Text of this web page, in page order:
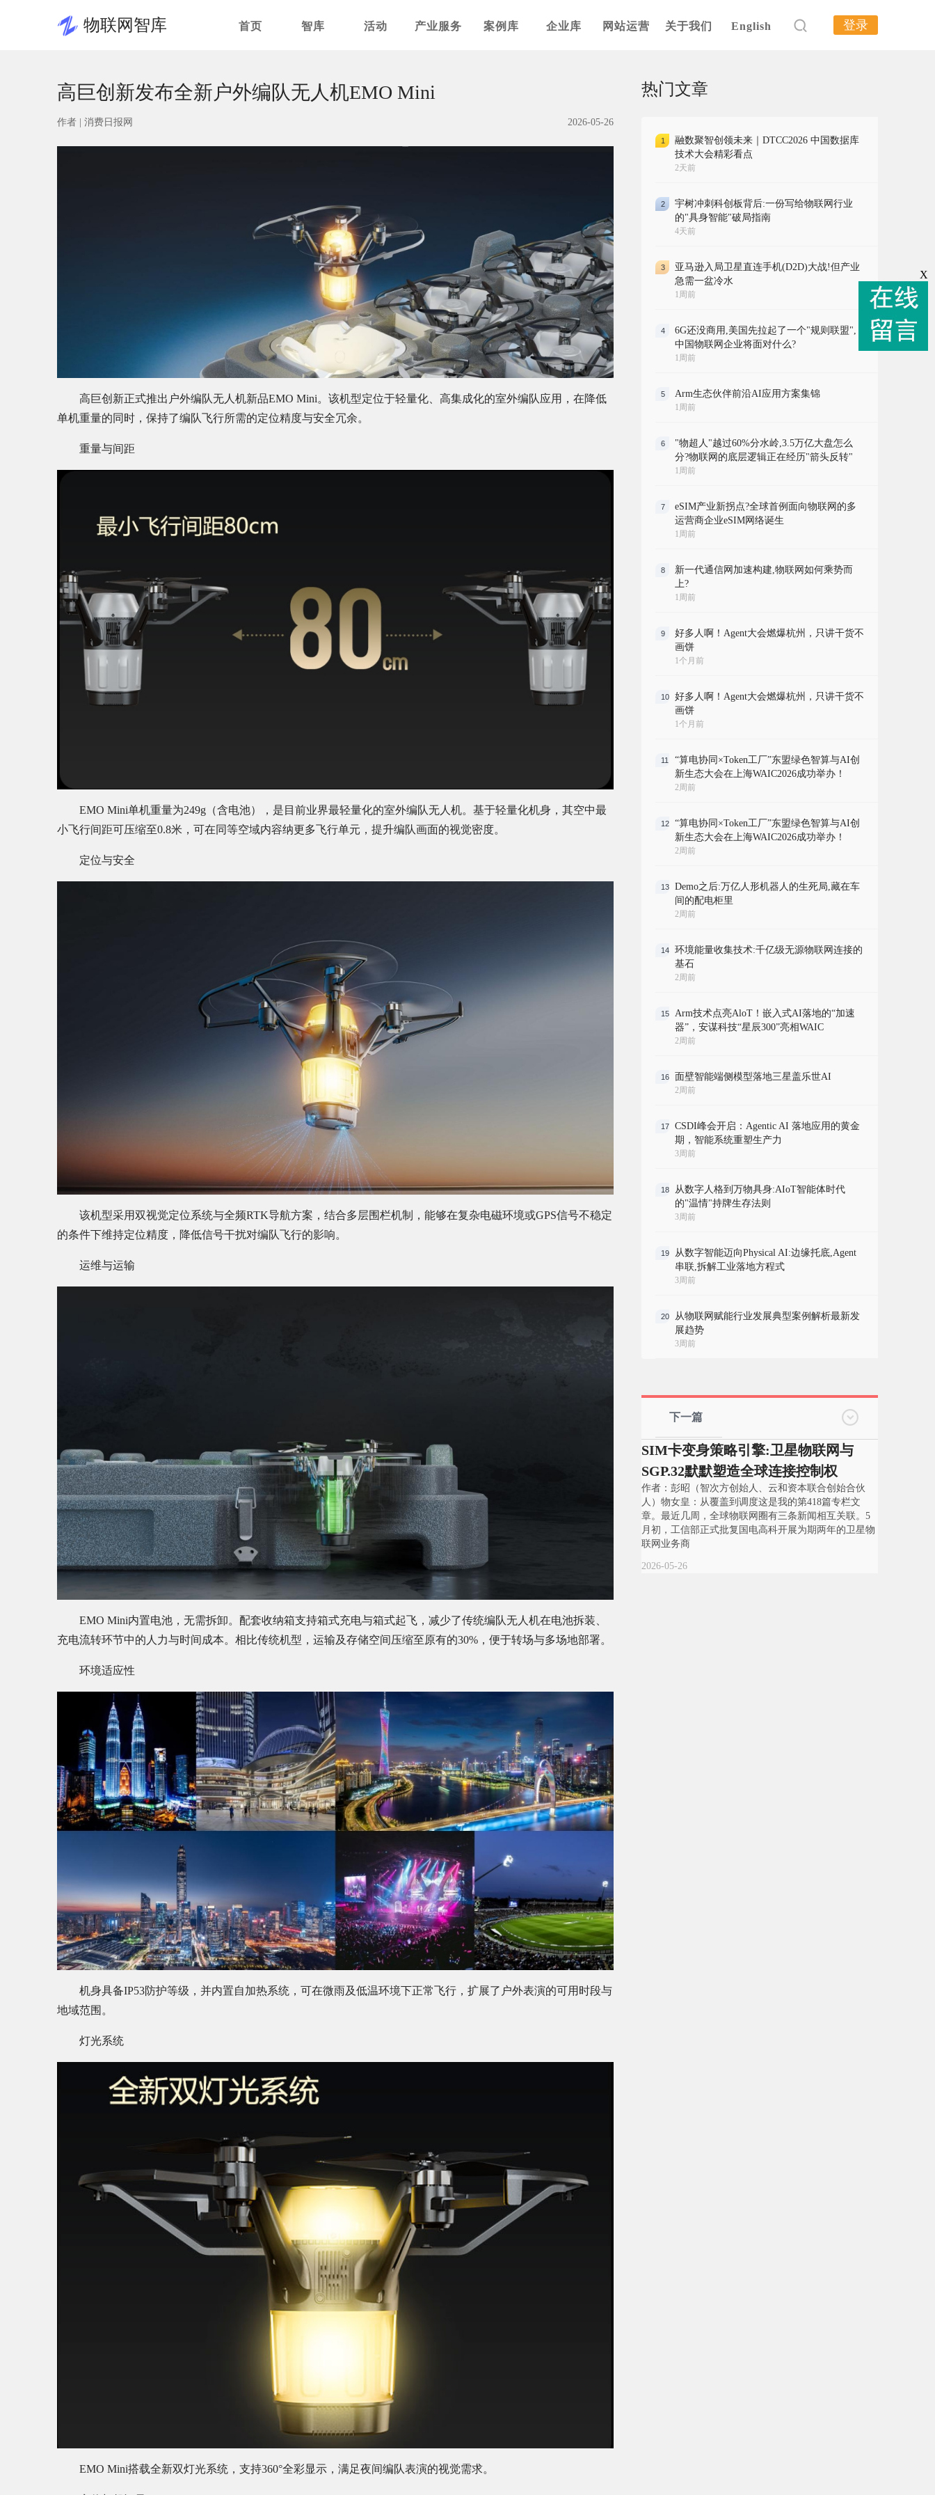
物联网智库 首页 智库 活动 产业服务 案例库 企业库 网站运营 关于我们 English 登录
高巨创新发布全新户外编队无人机EMO Mini
作者 | 消费日报网 2026-05-26
高巨创新正式推出户外编队无人机新品EMO Mini。该机型定位于轻量化、高集成化的室外编队应用，在降低
单机重量的同时，保持了编队飞行所需的定位精度与安全冗余。
重量与间距
EMO Mini单机重量为249g（含电池），是目前业界最轻量化的室外编队无人机。基于轻量化机身，其空中最
小飞行间距可压缩至0.8米，可在同等空域内容纳更多飞行单元，提升编队画面的视觉密度。
定位与安全
该机型采用双视觉定位系统与全频RTK导航方案，结合多层围栏机制，能够在复杂电磁环境或GPS信号不稳定
的条件下维持定位精度，降低信号干扰对编队飞行的影响。
运维与运输
EMO Mini内置电池，无需拆卸。配套收纳箱支持箱式充电与箱式起飞，减少了传统编队无人机在电池拆装、
充电流转环节中的人力与时间成本。相比传统机型，运输及存储空间压缩至原有的30%，便于转场与多场地部署。
环境适应性
机身具备IP53防护等级，并内置自加热系统，可在微雨及低温环境下正常飞行，扩展了户外表演的可用时段与
地域范围。
灯光系统
EMO Mini搭载全新双灯光系统，支持360°全彩显示，满足夜间编队表演的视觉需求。
热门文章
1
融数聚智创领未来｜DTCC2026 中国数据库
技术大会精彩看点
2天前
2
宇树冲刺科创板背后:一份写给物联网行业
的"具身智能"破局指南
4天前
3
亚马逊入局卫星直连手机(D2D)大战!但产业
急需一盆冷水
1周前
4
6G还没商用,美国先拉起了一个"规则联盟",
中国物联网企业将面对什么?
1周前
5 Arm生态伙伴前沿AI应用方案集锦
1周前
6
"物超人"越过60%分水岭,3.5万亿大盘怎么
分?物联网的底层逻辑正在经历"箭头反转"
1周前
7
eSIM产业新拐点?全球首例面向物联网的多
运营商企业eSIM网络诞生
1周前
8
新一代通信网加速构建,物联网如何乘势而
上?
1周前
9
好多人啊！Agent大会燃爆杭州，只讲干货不
画饼
1个月前
10
好多人啊！Agent大会燃爆杭州，只讲干货不
画饼
1个月前
11
“算电协同×Token工厂”东盟绿色智算与AI创
新生态大会在上海WAIC2026成功举办！
2周前
12
“算电协同×Token工厂”东盟绿色智算与AI创
新生态大会在上海WAIC2026成功举办！
2周前
13
Demo之后:万亿人形机器人的生死局,藏在车
间的配电柜里
2周前
14
环境能量收集技术:千亿级无源物联网连接的
基石
2周前
15
Arm技术点亮AloT！嵌入式AI落地的“加速
器”，安谋科技“星辰300”亮相WAIC
2周前
16 面壁智能端侧模型落地三星盖乐世AI
2周前
17
CSDI峰会开启：Agentic AI 落地应用的黄金
期，智能系统重塑生产力
3周前
18
从数字人格到万物具身:AIoT智能体时代
的"温情"持牌生存法则
3周前
19
从数字智能迈向Physical AI:边缘托底,Agent
串联,拆解工业落地方程式
3周前
20
从物联网赋能行业发展典型案例解析最新发
展趋势
3周前
下一篇
SIM卡变身策略引擎:卫星物联网与
SGP.32默默塑造全球连接控制权
作者：彭昭（智次方创始人、云和资本联合创始合伙
人）物女皇：从覆盖到调度这是我的第418篇专栏文
章。最近几周，全球物联网圈有三条新闻相互关联。5
月初，工信部正式批复国电高科开展为期两年的卫星物
联网业务商
2026-05-26
X